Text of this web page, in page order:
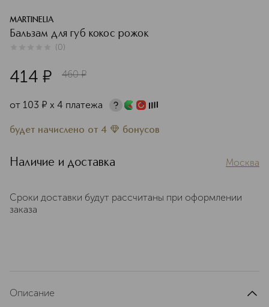
MARTINELIA
Бальзам для губ кокос рожок
(0)
414 ¤ 460 ¤
от 103 ¤ х 4 платежа
будет начислено от 4 бонусов
Наличие и доставка Москва
Сроки доставки будут рассчитаны при оформлении
заказа
Описание